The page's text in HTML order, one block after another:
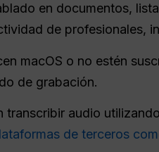
en documentos,
de profesionales,
macOS o no estén
de grabación.
transcribir audio
de terceros